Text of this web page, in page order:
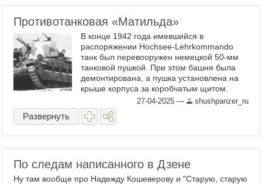
Противотанковая «Матильда»
В конце 1942 года имевшийся в
распоряжении Hochsee-Lehrkommando
танк был перевооружен немецкой 50-мм
танковой пушкой. При этом башня была
демонтирована, а пушка установлена на
крыше корпуса за коробчатым щитом.
Слева и справа от орудия на щите были
смонтированы два пулемета MG08/15, ...
27-04-2025 — shushpanzer_ru
Развернуть
По следам написанного в Дзене
Ну там вообще про Надежду Кошеверову и "Старую, старую